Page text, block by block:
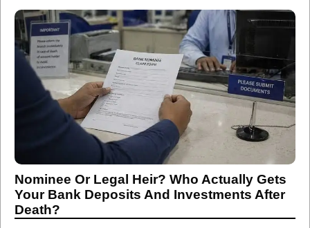
Nominee Or Legal Heir? Who Actually Gets
Your Bank Deposits And Investments After
Death?